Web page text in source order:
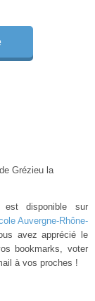
Grézieu la
disponible sur
Auvergne-Rhône-
avez apprécié le
bookmarks, voter
à vos proches !